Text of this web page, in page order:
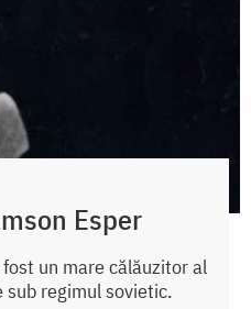
Esper
un mare călăuzitor al
regimul sovietic.